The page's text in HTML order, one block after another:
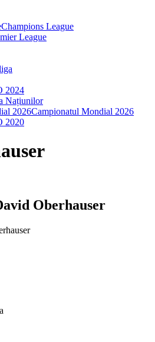
Champions League
League
2024
Națiunilor
Campionatul Mondial 2026
2020
Oberhauser